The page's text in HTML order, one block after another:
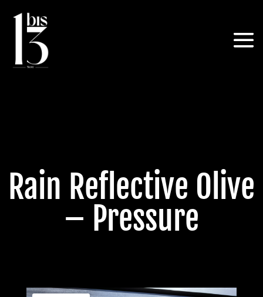
Rain Reflective Olive
– Pressure